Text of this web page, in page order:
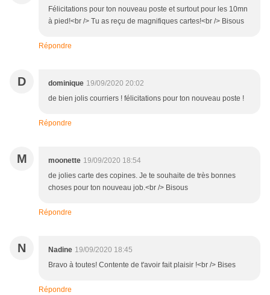
Félicitations pour ton nouveau poste et surtout pour les 10mn
à pied!<br /> Tu as reçu de magnifiques cartes!<br /> Bisous
Répondre
D dominique 19/09/2020 20:02
de bien jolis courriers ! félicitations pour ton nouveau poste !
Répondre
M moonette 19/09/2020 18:54
de jolies carte des copines. Je te souhaite de très bonnes
choses pour ton nouveau job.<br /> Bisous
Répondre
N Nadine 19/09/2020 18:45
Bravo à toutes! Contente de t'avoir fait plaisir !<br /> Bises
Répondre